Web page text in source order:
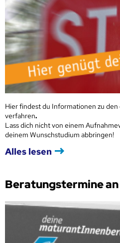
Hier findest du Informationen zu
verfahren.
Lass dich nicht von einem
deinem Wunschstudium abbringen!
Alles lesen
Beratungstermine an